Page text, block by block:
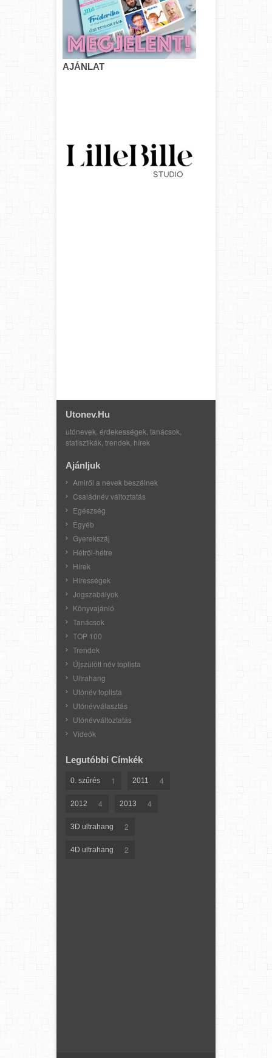
AJÁNLAT
Utonev.hu
utónevek, érdekességek, tanácsok,
statisztikák, trendek, hírek
Ajánljuk
Amiről a nevek beszélnek
Családnév változtatás
Egészség
Egyéb
Gyerekszáj
Hétről-hétre
Hírek
Hírességek
Jogszabályok
Könyvajánló
Tanácsok
TOP 100
Trendek
Újszülött név toplista
Ultrahang
Utónév toplista
Utónévválasztás
Utónévváltoztatás
Videók
Legutóbbi Címkék
0. szűrés 1 2011 4
2012 4 2013 4
3D ultrahang 2
4D ultrahang 2